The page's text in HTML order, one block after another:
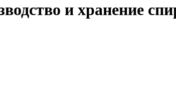
и хранение